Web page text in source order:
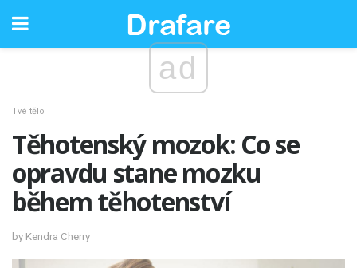
ad
Tvé tělo
Těhotenský mozok: Co se
opravdu stane mozku
během těhotenství
by Kendra Cherry